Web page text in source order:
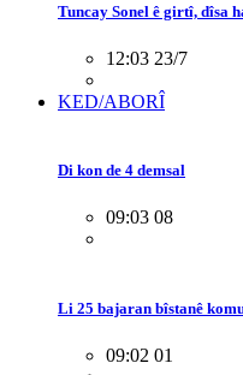
Tuncay Sonel ê girtî, dîsa
12:03 23/7
KED/ABORÎ
Di kon de 4 demsal
09:03 08
Li 25 bajaran bîstanê
09:02 01